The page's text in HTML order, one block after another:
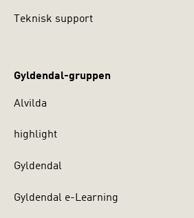
Teknisk support
Gyldendal-gruppen
Alvilda
highlight
Gyldendal
Gyldendal e-Learning